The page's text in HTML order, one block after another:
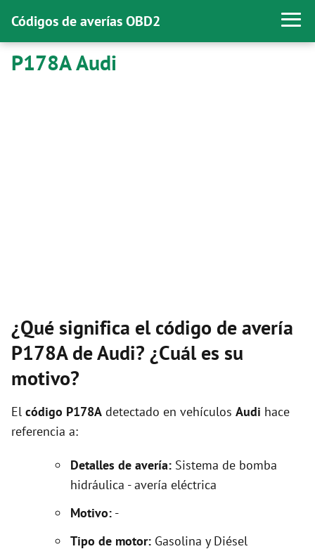
Códigos de averías OBD2
P178A Audi
¿Qué significa el código de avería
P178A de Audi? ¿Cuál es su
motivo?
El código P178A detectado en vehículos Audi hace
referencia a:
Detalles de avería: Sistema de bomba
hidráulica - avería eléctrica
Motivo: -
Tipo de motor: Gasolina y Diésel